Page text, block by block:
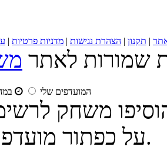
| תקנון | הצהרת נגישות | מדניות פרטיות |
שמורות לאתר
המועדפים שלי
משחק
על כפתור מועדפים במשחק.